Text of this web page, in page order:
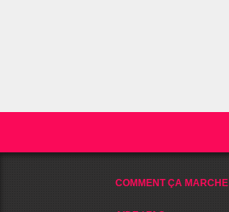
COMMENT ÇA MARCHE